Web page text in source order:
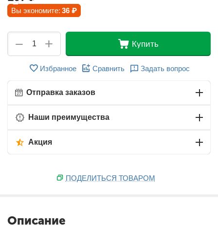
Вы экономите: 36 ₽
+
− Купить
Избранное Сравнить Задать вопрос
Отправка заказов
Наши преимущества
Акция
ПОДЕЛИТЬСЯ ТОВАРОМ
Описание